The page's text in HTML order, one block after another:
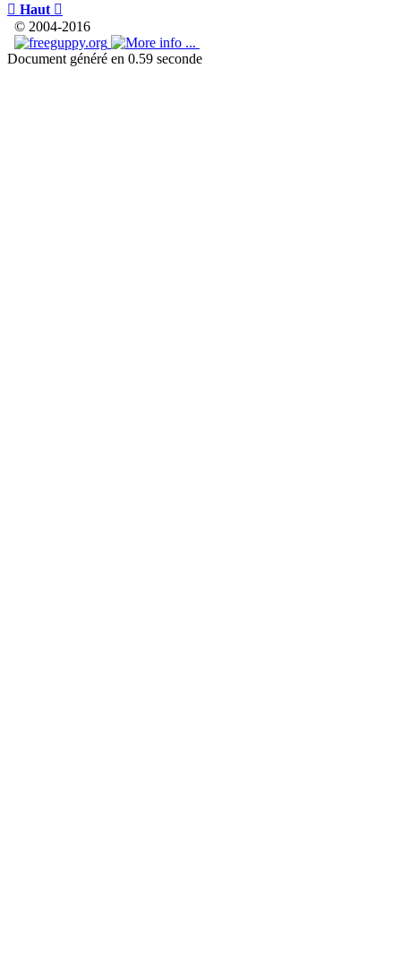
 Haut 
© 2004-2016
Document généré en 0.59 seconde